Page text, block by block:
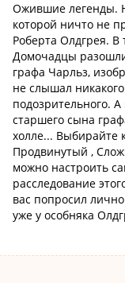
Ожившие легенды.
которой ничто не
Роберта Олдгрея. В
Домочадцы
графа Чарльз,
не слышал
подозрительного.
старшего сына
холле...
Продвинутый ,
можно настроить
расследование
вас попросил
уже у особняка